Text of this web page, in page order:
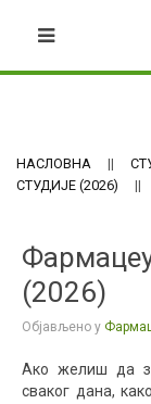
НАСЛОВНА
СТУДИЈЕ (2026)
(2026)
Објављено у
Ако желиш да
сваког дана,